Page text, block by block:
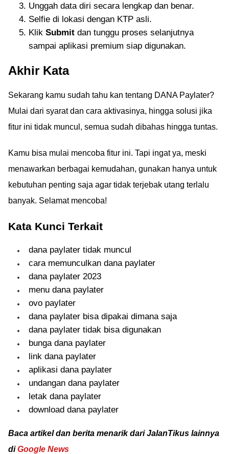
Unggah data diri secara lengkap dan benar.
Selfie di lokasi dengan KTP asli.
Klik Submit dan tunggu proses selanjutnya
sampai aplikasi premium siap digunakan.
Akhir Kata
Sekarang kamu sudah tahu kan tentang DANA Paylater?
Mulai dari syarat dan cara aktivasinya, hingga solusi jika
fitur ini tidak muncul, semua sudah dibahas hingga tuntas.
Kamu bisa mulai mencoba fitur ini. Tapi ingat ya, meski
menawarkan berbagai kemudahan, gunakan hanya untuk
kebutuhan penting saja agar tidak terjebak utang terlalu
banyak. Selamat mencoba!
Kata Kunci Terkait
dana paylater tidak muncul
cara memunculkan dana paylater
dana paylater 2023
menu dana paylater
ovo paylater
dana paylater bisa dipakai dimana saja
dana paylater tidak bisa digunakan
bunga dana paylater
link dana paylater
aplikasi dana paylater
undangan dana paylater
letak dana paylater
download dana paylater
Baca artikel dan berita menarik dari JalanTikus lainnya
diGoogle News